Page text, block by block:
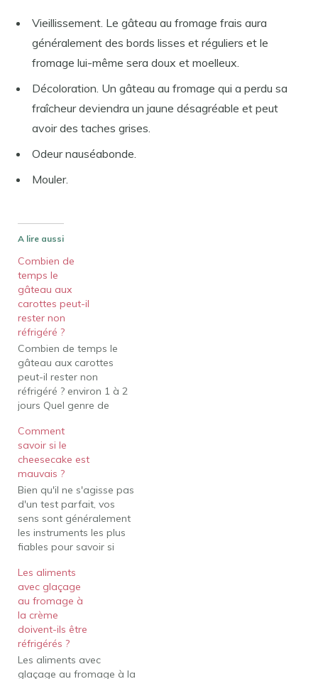
Vieillissement. Le gâteau au fromage frais aura
généralement des bords lisses et réguliers et le
fromage lui-même sera doux et moelleux.
Décoloration. Un gâteau au fromage qui a perdu sa
fraîcheur deviendra un jaune désagréable et peut
avoir des taches grises.
Odeur nauséabonde.
Mouler.
A lire aussi
Combien de
temps le
gâteau aux
carottes peut-il
rester non
réfrigéré ?
Combien de temps le
gâteau aux carottes
peut-il rester non
réfrigéré ? environ 1 à 2
jours Quel genre de
d'être réfrigéré? Pouvez-
vous congeler le gâteau?
Réponse : Le gâteau non
givré n'a pas besoin
d'être réfrigéré. Les
gâteaux glacés, en
revanche, peuvent devoir
être placés…
Comment
savoir si le
cheesecake est
mauvais ?
Bien qu'il ne s'agisse pas
d'un test parfait, vos
sens sont généralement
les instruments les plus
fiables pour savoir si
a mal tourné. Bien que le
gâteau au fromage frais
ait une couleur jaune
crémeuse et une texture
humide, il commencera à
se dessécher et à…
Les aliments
avec glaçage
au fromage à
la crème
doivent-ils être
réfrigérés ?
Les aliments avec
glaçage au fromage à la